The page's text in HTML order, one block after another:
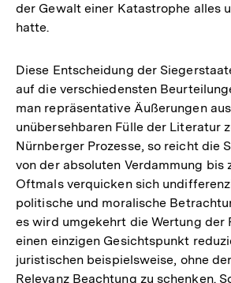
der Gewalt einer Katastrophe alles
hatte.
Diese Entscheidung der
auf die verschiedensten
man repräsentative Äußerungen
unübersehbaren Fülle der Literatur
Nürnberger Prozesse, so reicht die
von der absoluten Verdammung bis
Oftmals verquicken sich
politische und moralische
es wird umgekehrt die Wertung der
einen einzigen Gesichtspunkt
juristischen beispielsweise, ohne
Relevanz Beachtung zu schenken.